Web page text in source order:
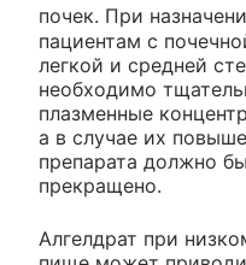
почек. При
пациентам с
легкой и средней
необходимо
плазменные
а в случае их
препарата должно
прекращено.
Алгелдрат при